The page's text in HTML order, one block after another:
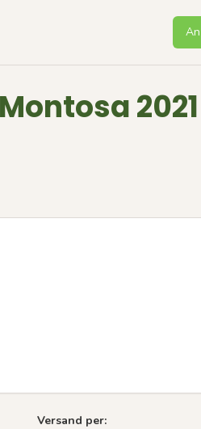
2021
Versand per: